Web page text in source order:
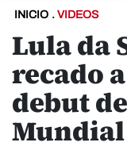
INICIO . VIDEOS
Lula da
recado
debut
Mundial